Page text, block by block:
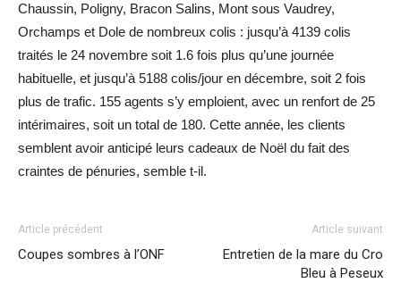
Chaussin, Poligny, Bracon Salins, Mont sous Vaudrey,
Orchamps et Dole de nombreux colis : jusqu’à 4139 colis
traités le 24 novembre soit 1.6 fois plus qu’une journée
habituelle, et jusqu’à 5188 colis/jour en décembre, soit 2 fois
plus de trafic. 155 agents s’y emploient, avec un renfort de 25
intérimaires, soit un total de 180. Cette année, les clients
semblent avoir anticipé leurs cadeaux de Noël du fait des
craintes de pénuries, semble t-il.
Article précédent
​​Coupes sombres à l’ONF
Article suivant
Entretien de la mare du Cro
Bleu à Peseux